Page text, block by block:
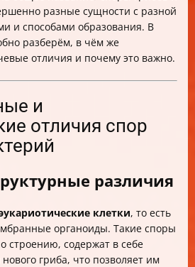
разные сущности с разной
и способами образования. В
разберём, в чём же
отличия и почему это важно.
и
отличия спор
различия
клетки, то есть
органоиды. Такие споры
строению, содержат в себе
гриба, что позволяет им